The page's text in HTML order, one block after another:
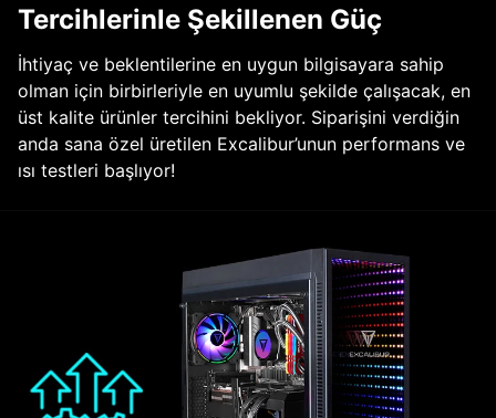
Tercihlerinle Şekillenen Güç
İhtiyaç ve beklentilerine en uygun bilgisayara sahip
olman için birbirleriyle en uyumlu şekilde çalışacak, en
üst kalite ürünler tercihini bekliyor. Siparişini verdiğin
anda sana özel üretilen Excalibur’unun performans ve
ısı testleri başlıyor!